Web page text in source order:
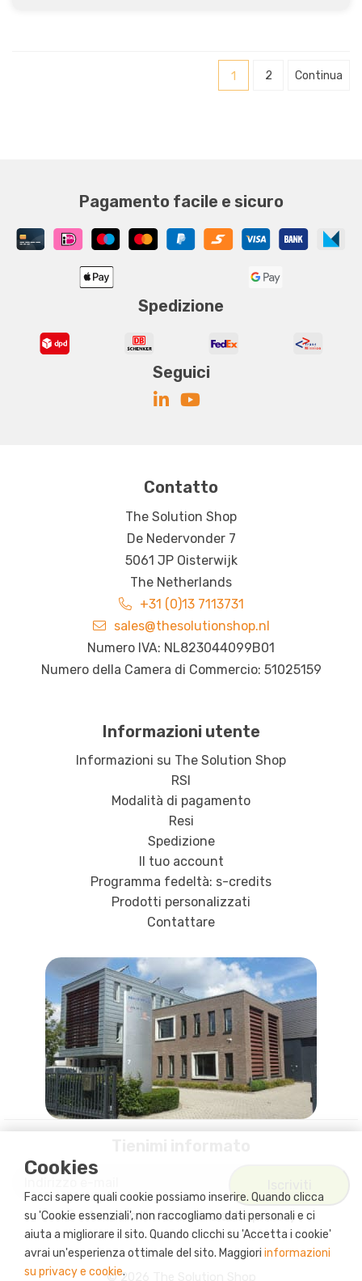
Cookies
Facci sapere quali cookie possiamo inserire. Quando clicca
su 'Cookie essenziali', non raccogliamo dati personali e ci
aiuta a migliorare il sito. Quando clicchi su 'Accetta i cookie'
avrai un'esperienza ottimale del sito. Maggiori informazioni
su privacy e cookie.
1 2 Continua
Pagamento facile e sicuro
Spedizione
Seguici
Contatto
The Solution Shop
De Nedervonder 7
5061 JP Oisterwijk
The Netherlands
+31 (0)13 7113731
sales@thesolutionshop.nl
Numero IVA: NL823044099B01
Numero della Camera di Commercio: 51025159
Informazioni utente
Informazioni su The Solution Shop
RSI
Modalità di pagamento
Resi
Spedizione
Il tuo account
Programma fedeltà: s-credits
Prodotti personalizzati
Contattare
Accettol'informativa sulla privacy
© 2026 The Solution Shop